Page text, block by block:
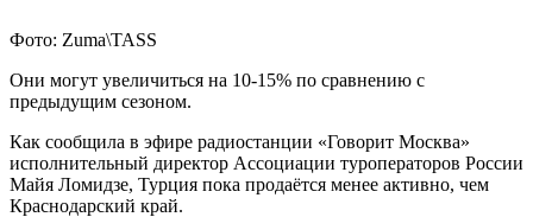
Фото: Zuma\TASS
Они могут увеличиться на 10-15% по сравнению с
предыдущим сезоном.
Как сообщила в эфире радиостанции «Говорит Москва»
исполнительный директор Ассоциации туроператоров России
Майя Ломидзе, Турция пока продаётся менее активно, чем
Краснодарский край.